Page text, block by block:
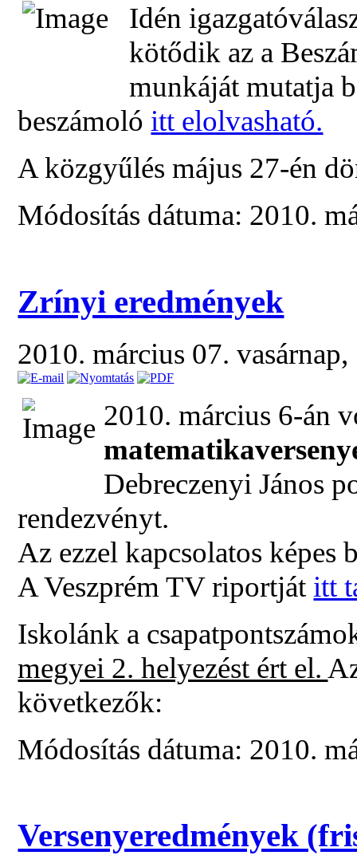
Idén
kötődik az a
munkáját mutatja
beszámoló itt elolvasható.
A közgyűlés május 27-én
Módosítás dátuma: 2010.
Zrínyi eredmények
2010. március 07.
2010. március 6-án
Debreczenyi János
rendezvényt.
Az ezzel kapcsolatos képes
A Veszprém TV riportját itt
Iskolánk a
megyei 2. helyezést ért el.
következők:
Módosítás dátuma: 2010.
Versenyeredmények